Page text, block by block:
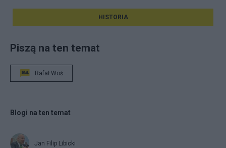
HISTORIA
Piszą na ten temat
Rafał Woś
Blogi na ten temat
Jan Filip Libicki